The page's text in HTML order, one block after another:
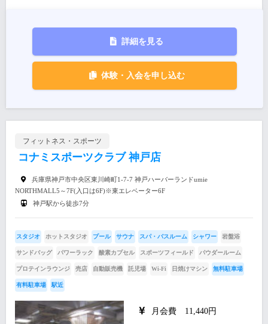
詳細を見る
体験・入会を申し込む
フィットネス・スポーツ
コナミスポーツクラブ 神戸店
兵庫県神戸市中央区東川崎町1-7-7 神戸ハーバーランドumie
NORTHMALL5～7F(入口は6F)※東エレベーター6F
神戸駅から徒歩7分
スタジオ ホットスタジオ プール サウナ スパ・バスルーム シャワー 岩盤浴
サンドバッグ パワーラック 酸素カプセル スポーツフィールド パウダールーム
プロテインラウンジ 売店 自動販売機 託児場 Wi-Fi 日焼けマシン 無料駐車場
有料駐車場 駅近
月会費 11,440円